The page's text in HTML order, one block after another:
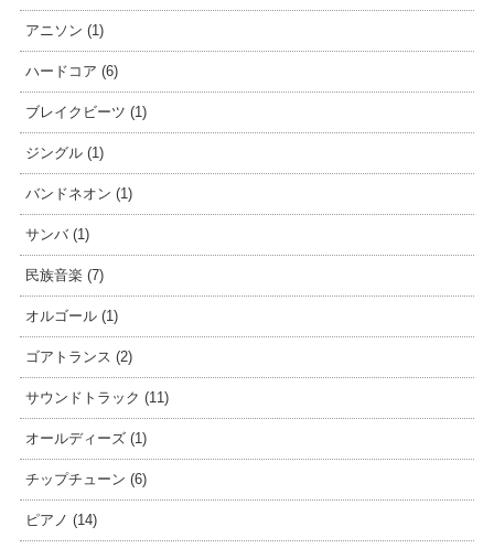
アニソン (1)
ハードコア (6)
ブレイクビーツ (1)
ジングル (1)
バンドネオン (1)
サンバ (1)
民族音楽 (7)
オルゴール (1)
ゴアトランス (2)
サウンドトラック (11)
オールディーズ (1)
チップチューン (6)
ピアノ (14)